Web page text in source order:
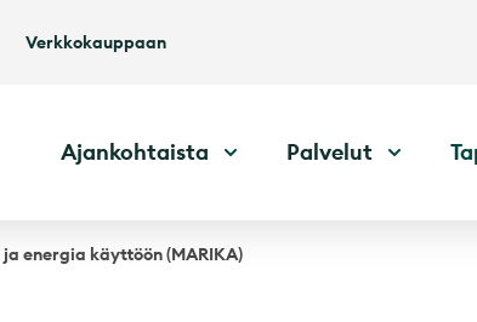
Verkkokauppaan
Ajankohtaista Palvelut
energia käyttöön (MARIKA)